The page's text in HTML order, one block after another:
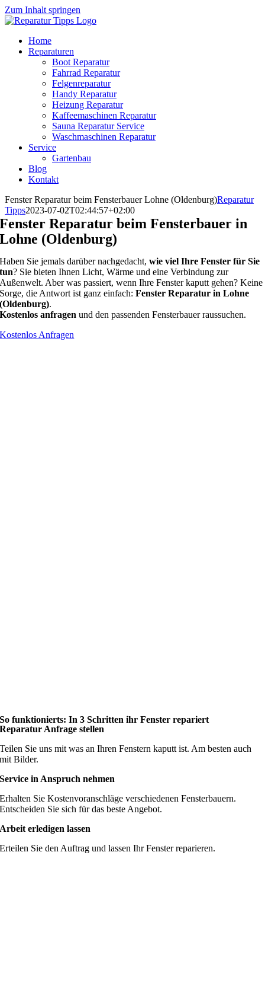
Zum Inhalt springen
Home
Reparaturen
Boot Reparatur
Fahrrad Reparatur
Felgenreparatur
Handy Reparatur
Heizung Reparatur
Kaffeemaschinen Reparatur
Sauna Reparatur Service
Waschmaschinen Reparatur
Service
Gartenbau
Blog
Kontakt
Fenster Reparatur beim Fensterbauer Lohne (Oldenburg)Reparatur
Tipps2023-07-02T02:44:57+02:00
Fenster Reparatur beim Fensterbauer in
Lohne (Oldenburg)
Haben Sie jemals darüber nachgedacht,wie viel Ihre Fenster für Sie
tun? Sie bieten Ihnen Licht, Wärme und eine Verbindung zur
Außenwelt. Aber was passiert, wenn Ihre Fenster kaputt gehen? Keine
Sorge, die Antwort ist ganz einfach: Fenster Reparatur in Lohne
(Oldenburg).
Kostenlos anfragen und den passenden Fensterbauer raussuchen.
Kostenlos Anfragen
So funktionierts: In 3 Schritten ihr Fenster repariert
Reparatur Anfrage stellen
Teilen Sie uns mit was an Ihren Fenstern kaputt ist. Am besten auch
mit Bilder.
Service in Anspruch nehmen
Erhalten Sie Kostenvoranschläge verschiedenen Fensterbauern.
Entscheiden Sie sich für das beste Angebot.
Arbeit erledigen lassen
Erteilen Sie den Auftrag und lassen Ihr Fenster reparieren.